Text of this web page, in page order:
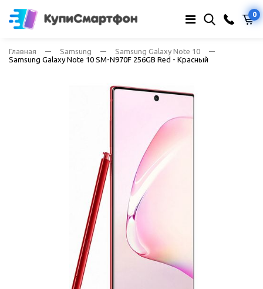
0
Главная Samsung
Samsung Galaxy Note 10
Samsung Galaxy Note 10 SM-N970F 256GB Red - Красный